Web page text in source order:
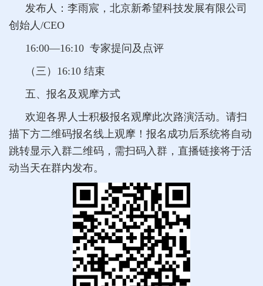
发布人：李雨宸，北京新希望科技发展有限公司
创始人/CEO
16:00—16:10 专家提问及点评
（三）16:10 结束
五、报名及观摩方式
欢迎各界人士积极报名观摩此次路演活动。请扫
描下方二维码报名线上观摩！报名成功后系统将自动
跳转显示入群二维码，需扫码入群，直播链接将于活
动当天在群内发布。